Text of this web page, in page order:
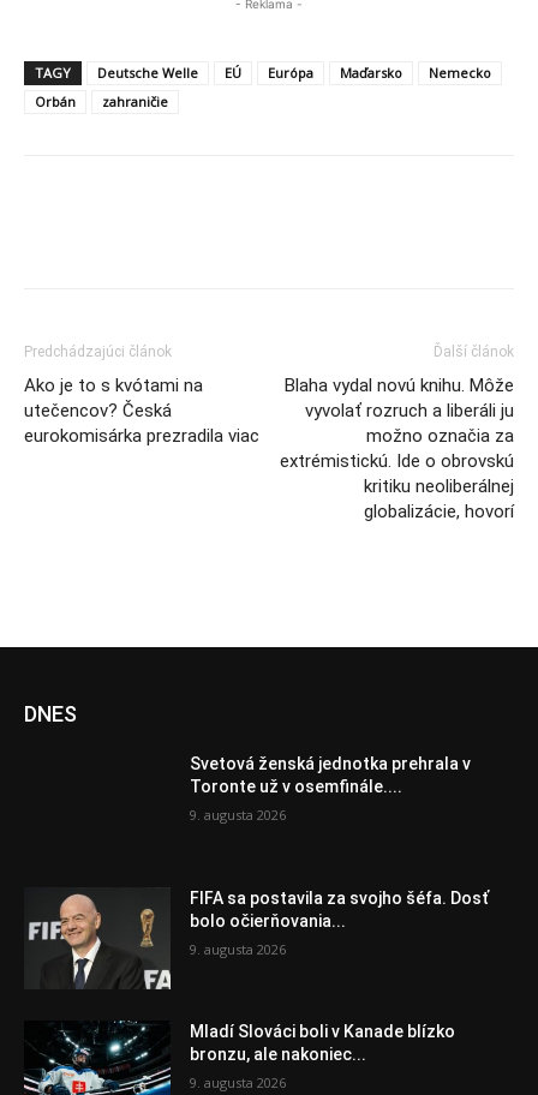
- Reklama -
TAGY Deutsche Welle EÚ Európa Maďarsko
Nemecko
Orbán
zahraničie
Predchádzajúci článok
Ako je to s kvótami na
utečencov? Česká
eurokomisárka prezradila viac
Ďalší článok
Blaha vydal novú knihu. Môže
vyvolať rozruch a liberáli ju
možno označia za
extrémistickú. Ide o obrovskú
kritiku neoliberálnej
globalizácie, hovorí
DNES
Svetová ženská jednotka prehrala v
Toronte už v osemfinále....
9. augusta 2026
FIFA sa postavila za svojho šéfa. Dosť
bolo očierňovania...
9. augusta 2026
Mladí Slováci boli v Kanade blízko
bronzu, ale nakoniec...
9. augusta 2026